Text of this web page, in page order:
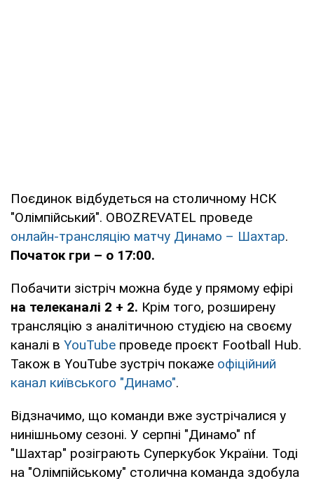
Поєдинок відбудеться на столичному НСК
"Олімпійський". OBOZREVATEL проведе
онлайн-трансляцію матчу Динамо – Шахтар.
Початок гри – о 17:00.
Побачити зістріч можна буде у прямому ефірі
на телеканалі 2 + 2. Крім того, розширену
трансляцію з аналітичною студією на своєму
каналі в YouTube проведе проєкт Football Hub.
Також в YouTube зустріч покаже офіційний
канал київського "Динамо".
Відзначимо, що команди вже зустрічалися у
нинішньому сезоні. У серпні "Динамо" nf
"Шахтар" розіграють Суперкубок України. Тоді
на "Олімпійському" столична команда здобула